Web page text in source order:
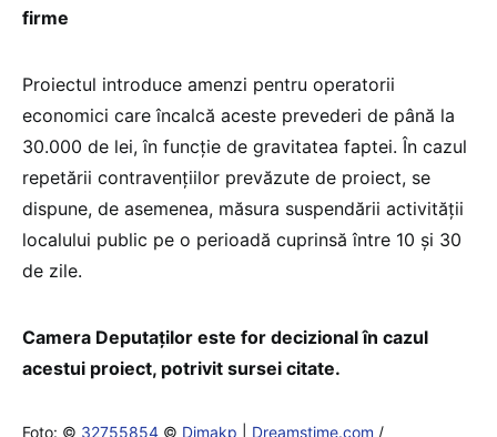
firme
Proiectul introduce amenzi pentru operatorii
economici care încalcă aceste prevederi de până la
30.000 de lei, în funcţie de gravitatea faptei. În cazul
repetării contravenţiilor prevăzute de proiect, se
dispune, de asemenea, măsura suspendării activităţii
localului public pe o perioadă cuprinsă între 10 şi 30
de zile.
Camera Deputaţilor este for decizional în cazul
acestui proiect, potrivit sursei citate.
Foto: © 32755854 © Dimakp Dreamstime.com /